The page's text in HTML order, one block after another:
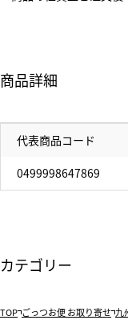
商品詳細
代表商品コード
0499998647869
カテゴリー
TOP ごっつお便 お取り寄せ 九